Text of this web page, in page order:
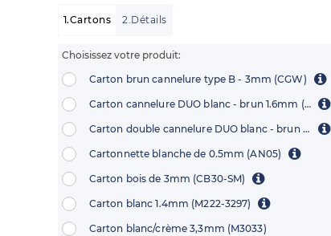
1.Cartons 2.Détails
Choisissez votre produit:
Carton brun cannelure type B - 3mm (CGW)
Carton cannelure DUO blanc - brun 1.6mm (BB1500)
Carton double cannelure DUO blanc - brun 2.6mm (CCP4)
Cartonnette blanche de 0.5mm (AN05)
Carton bois de 3mm (CB30-SM)
Carton blanc 1.4mm (M222-3297)
Carton blanc/crème 3,3mm (M3033)